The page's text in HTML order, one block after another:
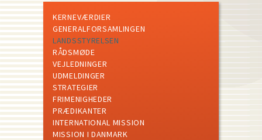
KERNEVÆRDIER
GENERALFORSAMLINGEN
LANDSSTYRELSEN
RÅDSMØDE
VEJLEDNINGER
UDMELDINGER
STRATEGIER
FRIMENIGHEDER
PRÆDIKANTER
INTERNATIONAL MISSION
MISSION I DANMARK